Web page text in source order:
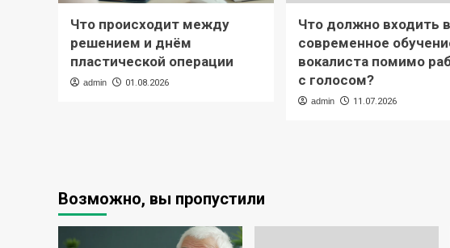
Что происходит между
решением и днём
пластической операции
admin 01.08.2026
Что должно входить в
современное
вокалиста помимо
с голосом?
admin 11.07.2026
Возможно, вы пропустили